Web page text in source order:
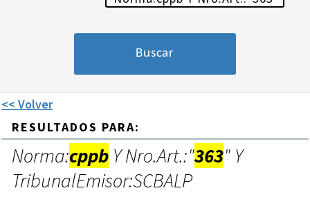
<< Volver
RESULTADOS PARA:
Norma:cppb Y Nro.Art.:"363" Y
TribunalEmisor:SCBALP